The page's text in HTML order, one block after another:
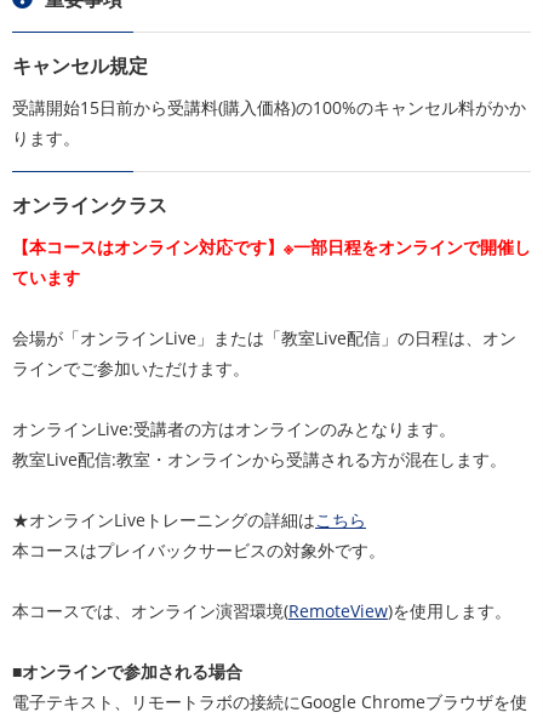
キャンセル規定
受講開始15日前から受講料(購入価格)の100%のキャンセル料がかか
ります。
オンラインクラス
【本コースはオンライン対応です】※一部日程をオンラインで開催し
ています
会場が「オンラインLive」または「教室Live配信」の日程は、オン
ラインでご参加いただけます。
オンラインLive:受講者の方はオンラインのみとなります。
教室Live配信:教室・オンラインから受講される方が混在します。
★オンラインLiveトレーニングの詳細はこちら
本コースはプレイバックサービスの対象外です。
本コースでは、オンライン演習環境(RemoteView)を使用します。
■オンラインで参加される場合
電子テキスト、リモートラボの接続にGoogle Chromeブラウザを使